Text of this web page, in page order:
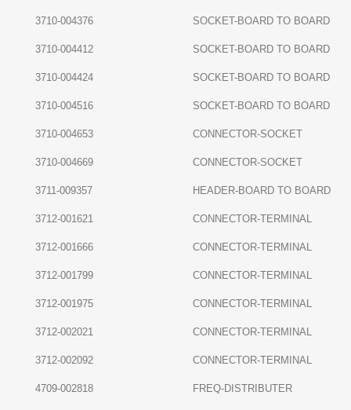
3710-004376 SOCKET-BOARD TO BOARD
3710-004412 SOCKET-BOARD TO BOARD
3710-004424 SOCKET-BOARD TO BOARD
3710-004516 SOCKET-BOARD TO BOARD
3710-004653 CONNECTOR-SOCKET
3710-004669 CONNECTOR-SOCKET
3711-009357 HEADER-BOARD TO BOARD
3712-001621 CONNECTOR-TERMINAL
3712-001666 CONNECTOR-TERMINAL
3712-001799 CONNECTOR-TERMINAL
3712-001975 CONNECTOR-TERMINAL
3712-002021 CONNECTOR-TERMINAL
3712-002092 CONNECTOR-TERMINAL
4709-002818 FREQ-DISTRIBUTER